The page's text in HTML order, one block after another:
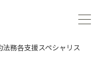
務各支援スペシャリス